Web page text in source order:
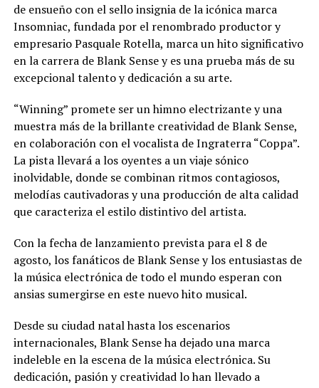
de ensueño con el sello insignia de la icónica marca
Insomniac, fundada por el renombrado productor y
empresario Pasquale Rotella, marca un hito significativo
en la carrera de Blank Sense y es una prueba más de su
excepcional talento y dedicación a su arte.
“Winning” promete ser un himno electrizante y una
muestra más de la brillante creatividad de Blank Sense,
en colaboración con el vocalista de Ingraterra “Coppa”.
La pista llevará a los oyentes a un viaje sónico
inolvidable, donde se combinan ritmos contagiosos,
melodías cautivadoras y una producción de alta calidad
que caracteriza el estilo distintivo del artista.
Con la fecha de lanzamiento prevista para el 8 de
agosto, los fanáticos de Blank Sense y los entusiastas de
la música electrónica de todo el mundo esperan con
ansias sumergirse en este nuevo hito musical.
Desde su ciudad natal hasta los escenarios
internacionales, Blank Sense ha dejado una marca
indeleble en la escena de la música electrónica. Su
dedicación, pasión y creatividad lo han llevado a